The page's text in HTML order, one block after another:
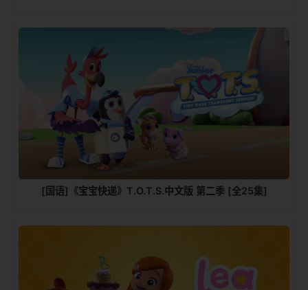
[国语]《宝宝快递》T.O.T.S.中文版 第二季 [全25集]